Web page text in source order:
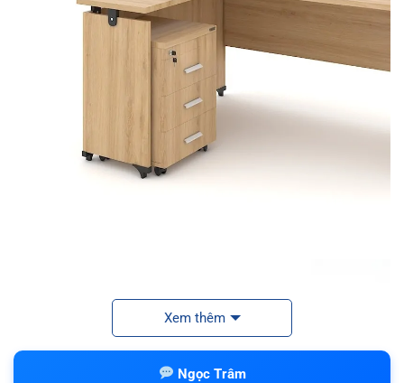
Xem thêm
Ngọc Trâm